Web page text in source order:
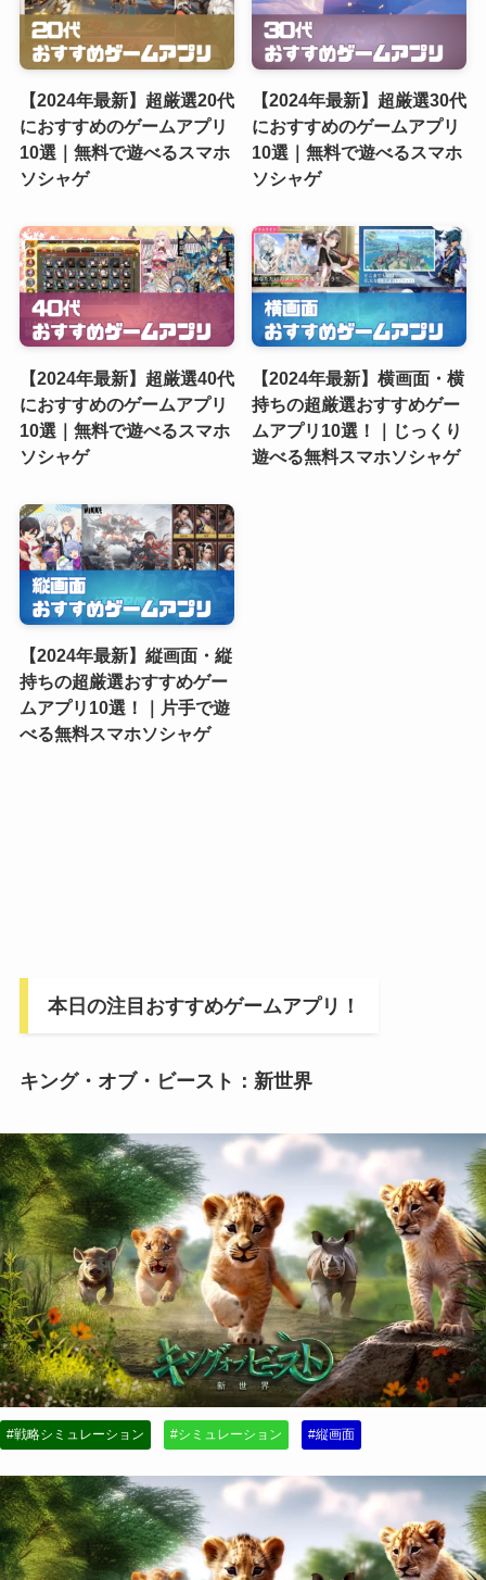
【2024年最新】超厳選20代
におすすめのゲームアプリ
10選｜無料で遊べるスマホ
ソシャゲ
【2024年最新】超厳選30代
におすすめのゲームアプリ
10選｜無料で遊べるスマホ
ソシャゲ
【2024年最新】超厳選40代
におすすめのゲームアプリ
10選｜無料で遊べるスマホ
ソシャゲ
【2024年最新】横画面・横
持ちの超厳選おすすめゲー
ムアプリ10選！｜じっくり
遊べる無料スマホソシャゲ
【2024年最新】縦画面・縦
持ちの超厳選おすすめゲー
ムアプリ10選！｜片手で遊
べる無料スマホソシャゲ
本日の注目おすすめゲームアプリ！
キング・オブ・ビースト：新世界
#戦略シミュレーション #シミュレーション #縦画面